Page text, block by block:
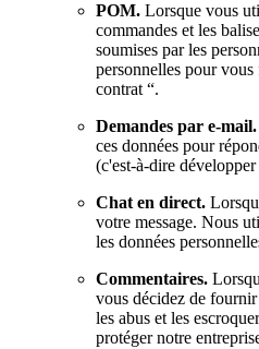
POM. Lorsque vous
commandes et les
soumises par les
personnelles pour
contrat “.
Demandes par e-mail.
ces données pour
(c'est-à-dire
Chat en direct.
votre message. Nous
les données
Commentaires.
vous décidez de
les abus et les
protéger notre